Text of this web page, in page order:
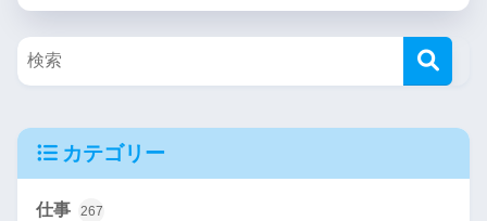
カテゴリー
仕事 267